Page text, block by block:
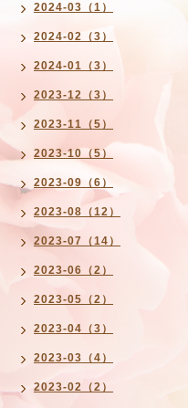
2024-03（1）
2024-02（3）
2024-01（3）
2023-12（3）
2023-11（5）
2023-10（5）
2023-09（6）
2023-08（12）
2023-07（14）
2023-06（2）
2023-05（2）
2023-04（3）
2023-03（4）
2023-02（2）